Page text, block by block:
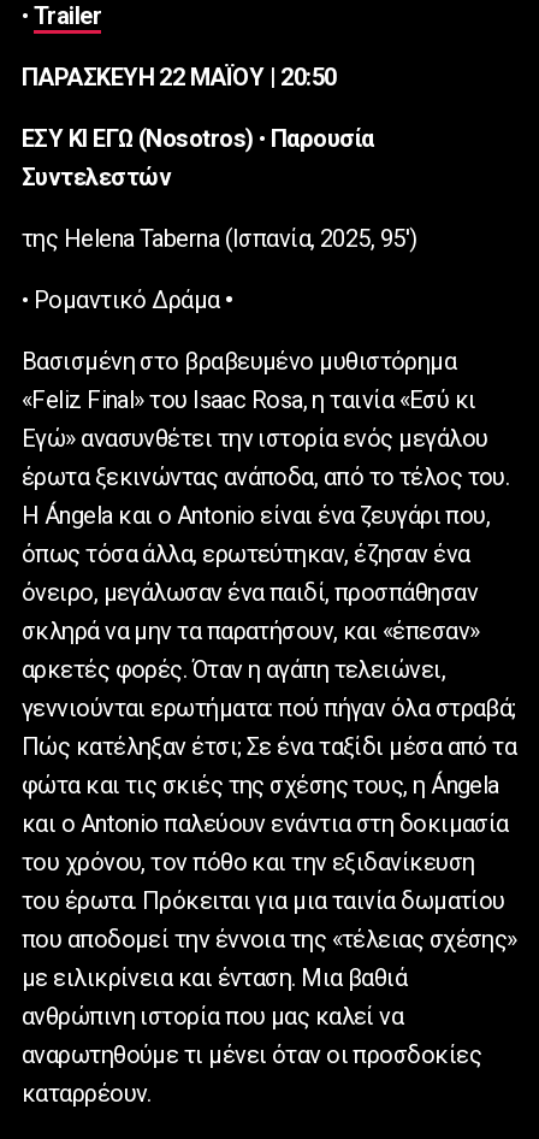
• Trailer
ΠΑΡΑΣΚΕΥΗ 22 ΜΑΪΟΥ | 20:50
ΕΣΥ ΚΙ ΕΓΩ (Nosotros) • Παρουσία
Συντελεστών
της Helena Taberna (Ισπανία, 2025, 95′)
• Ρομαντικό Δράμα •
Βασισμένη στο βραβευμένο μυθιστόρημα
«Feliz Final» του Isaac Rosa, η ταινία «Εσύ κι
Εγώ» ανασυνθέτει την ιστορία ενός μεγάλου
έρωτα ξεκινώντας ανάποδα, από το τέλος του.
Η Ángela και ο Antonio είναι ένα ζευγάρι που,
όπως τόσα άλλα, ερωτεύτηκαν, έζησαν ένα
όνειρο, μεγάλωσαν ένα παιδί, προσπάθησαν
σκληρά να μην τα παρατήσουν, και «έπεσαν»
αρκετές φορές. Όταν η αγάπη τελειώνει,
γεννιούνται ερωτήματα: πού πήγαν όλα στραβά;
Πώς κατέληξαν έτσι; Σε ένα ταξίδι μέσα από τα
φώτα και τις σκιές της σχέσης τους, η Ángela
και ο Antonio παλεύουν ενάντια στη δοκιμασία
του χρόνου, τον πόθο και την εξιδανίκευση
του έρωτα. Πρόκειται για μια ταινία δωματίου
που αποδομεί την έννοια της «τέλειας σχέσης»
με ειλικρίνεια και ένταση. Μια βαθιά
ανθρώπινη ιστορία που μας καλεί να
αναρωτηθούμε τι μένει όταν οι προσδοκίες
καταρρέουν.